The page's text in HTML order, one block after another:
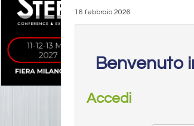
16 febbraio 2026
Benvenuto
Accedi